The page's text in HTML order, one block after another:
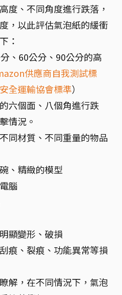
度、不同角度進行跌落，
，以此評估氣泡紙的緩衝
：
、60公分、90公分的高
供應商自我測試標
全運輸協會標準）
六個面、八個角進行跌
情況。
同材質、不同重量的物品
、精緻的模型
腦
顯變形、破損
痕、裂痕、功能異常等損
解，在不同情況下，氣泡